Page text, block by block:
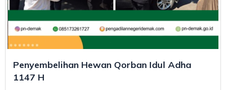
Penyembelihan Hewan Qorban Idul Adha
1147 H